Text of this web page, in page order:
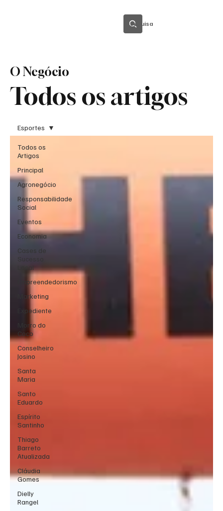
Pesquisa
Todos os artigos
O Negócio
Todos os
Artigos
Principal
Agronegócio
Responsabilidade
Social
Eventos
Economia
Cases de
Sucesso
Empreendedorismo
Marketing
Expediente
Morro do
Coco
Conselheiro
Josino
Santa
Maria
Santo
Eduardo
Espírito
Santinho
Thiago
Barreto
Atualizada
Cláudia
Gomes
Dielly
Rangel
Esportes